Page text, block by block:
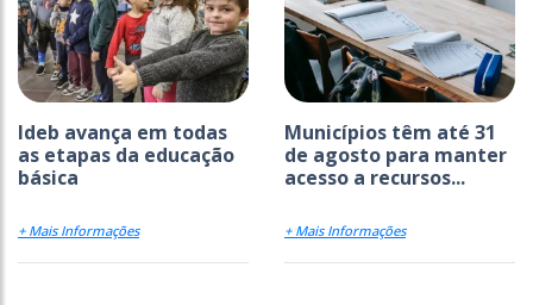
Ideb avança em todas
as etapas da educação
básica
+ Mais Informações
Municípios têm até 31
de agosto para manter
acesso a recursos...
+ Mais Informações